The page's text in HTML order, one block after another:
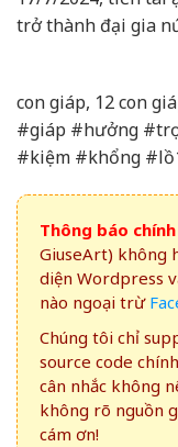
trở thành đại gia
con giáp, 12 con
#giáp #hưởng
#kiệm #khổng
Thông báo
GiuseArt) không
diện Wordpress
nào ngoại trừ
Chúng tôi chỉ
source code
cân nhắc không
không rõ nguồn
cám ơn!